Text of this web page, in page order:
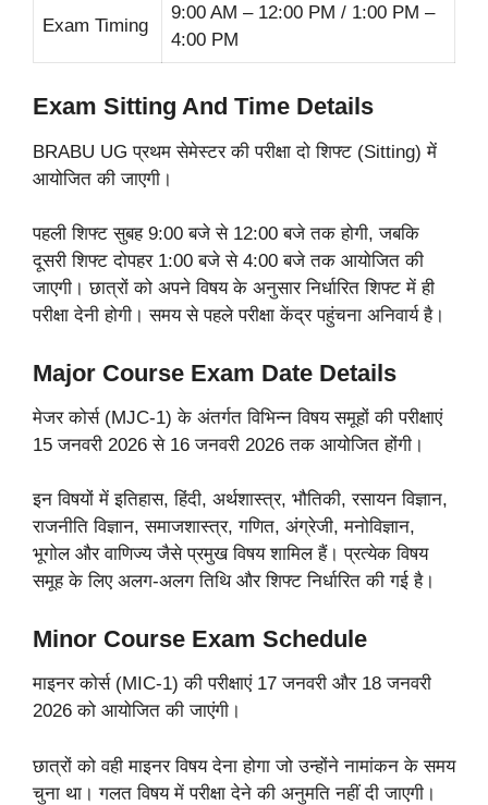
Exam Timing
9:00 AM – 12:00 PM / 1:00 PM –
4:00 PM
Exam Sitting And Time Details
BRABU UG प्रथम सेमेस्टर की परीक्षा दो शिफ्ट (Sitting) में
आयोजित की जाएगी।
पहली शिफ्ट सुबह 9:00 बजे से 12:00 बजे तक होगी, जबकि
दूसरी शिफ्ट दोपहर 1:00 बजे से 4:00 बजे तक आयोजित की
जाएगी। छात्रों को अपने विषय के अनुसार निर्धारित शिफ्ट में ही
परीक्षा देनी होगी। समय से पहले परीक्षा केंद्र पहुंचना अनिवार्य है।
Major Course Exam Date Details
मेजर कोर्स (MJC-1) के अंतर्गत विभिन्न विषय समूहों की परीक्षाएं
15 जनवरी 2026 से 16 जनवरी 2026 तक आयोजित होंगी।
इन विषयों में इतिहास, हिंदी, अर्थशास्त्र, भौतिकी, रसायन विज्ञान,
राजनीति विज्ञान, समाजशास्त्र, गणित, अंग्रेजी, मनोविज्ञान,
भूगोल और वाणिज्य जैसे प्रमुख विषय शामिल हैं। प्रत्येक विषय
समूह के लिए अलग-अलग तिथि और शिफ्ट निर्धारित की गई है।
Minor Course Exam Schedule
माइनर कोर्स (MIC-1) की परीक्षाएं 17 जनवरी और 18 जनवरी
2026 को आयोजित की जाएंगी।
छात्रों को वही माइनर विषय देना होगा जो उन्होंने नामांकन के समय
चुना था। गलत विषय में परीक्षा देने की अनुमति नहीं दी जाएगी।